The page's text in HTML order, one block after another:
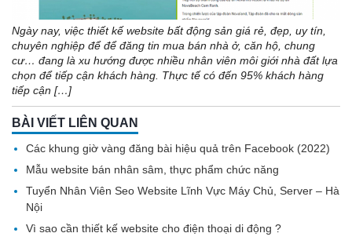
Ngày nay, việc thiết kế website bất động sản giá rẻ, đẹp, uy tín,
chuyên nghiệp để để đăng tin mua bán nhà ở, căn hộ, chung
cư… đang là xu hướng được nhiều nhân viên môi giới nhà đất lựa
chọn để tiếp cận khách hàng. Thực tế có đến 95% khách hàng
tiếp cận […]
BÀI VIẾT LIÊN QUAN
Các khung giờ vàng đăng bài hiệu quả trên Facebook (2022)
Mẫu website bán nhân sâm, thực phẩm chức năng
Tuyển Nhân Viên Seo Website Lĩnh Vực Máy Chủ, Server – Hà
Nội
Vì sao cần thiết kế website cho điện thoại di động ?